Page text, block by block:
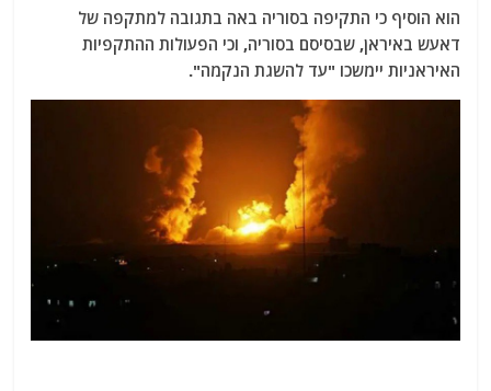
הוא הוסיף כי התקיפה בסוריה באה בתגובה למתקפה של
דאעש באיראן, שבסיסם בסוריה, וכי הפעולות ההתקפיות
האיראניות יימשכו "עד להשגת הנקמה".